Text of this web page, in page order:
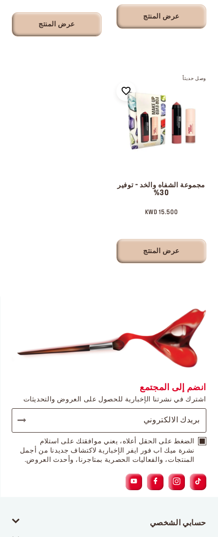
عرض المنتج
عرض المنتج
وصل حديثاً
مجموعة الشفاه والخد - توفير
30%
15.500 KWD
عرض المنتج
انضم إلى المجتمع
اشترك في نشرتنا الإخبارية للحصول على العروض والتحديثات
الضغط على الحقل أعلاه، يعني موافقتك على استلام
نشرة ميك اب فور ايفر الإخبارية لاكتشاف جديدنا من أجمل
المنتجات، والفعاليات الحصرية بمتاجرنا، وأحدث العروض.
حسابي الشخصي